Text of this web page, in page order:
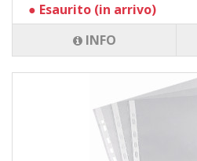
● Esaurito (in arrivo)
INFO